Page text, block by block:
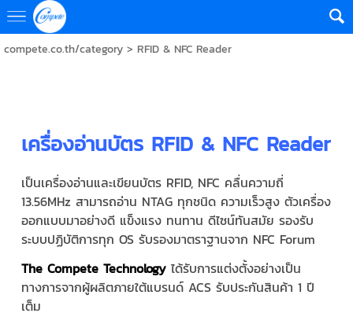
compete.co.th/category> RFID & NFC Reader
เครื่องอ่านบัตร RFID & NFC Reader
เป็นเครื่องอ่านและเขียนบัตร RFID, NFC คลื่นความถี่
13.56MHz สามารถอ่าน NTAG ทุกชนิด ความเร็วสูง ตัวเครื่อง
ออกแบบมาอย่างดี แข็งแรง ทนทาน ดีไซน์ทันสมัย รองรับ
ระบบปฏิบัติการทุก OS รับรองมาตราฐานจาก NFC Forum
The Compete Technology ได้รับการแต่งตั้งอย่างเป็น
ทางการจากผู้ผลิตภายใต้แบรนด์ ACS รับประกันสินค้า 1 ปี
เต็ม